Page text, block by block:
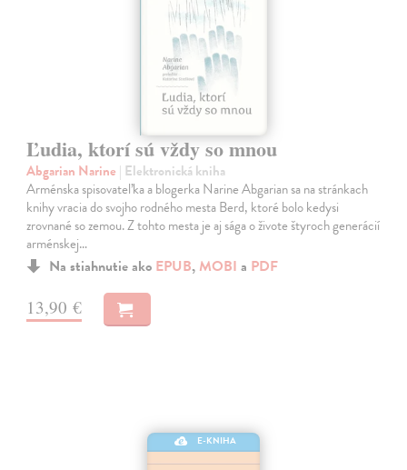
Ľudia, ktorí sú vždy so mnou
Abgarian Narine | Elektronická kniha
Arménska spisovateľka a blogerka Narine Abgarian sa na stránkach
knihy vracia do svojho rodného mesta Berd, ktoré bolo kedysi
zrovnané so zemou. Z tohto mesta je aj sága o živote štyroch generácií
arménskej…
Na stiahnutie ako EPUB, MOBI a PDF
13,90 €
E-KNIHA